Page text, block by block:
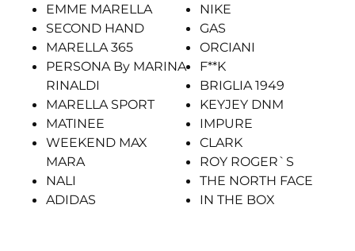
EMME MARELLA
SECOND HAND
MARELLA 365
PERSONA By MARINA
RINALDI
MARELLA SPORT
MATINEE
WEEKEND MAX
MARA
NALI
ADIDAS
NIKE
GAS
ORCIANI
F**K
BRIGLIA 1949
KEYJEY DNM
IMPURE
CLARK
ROY ROGER`S
THE NORTH FACE
IN THE BOX